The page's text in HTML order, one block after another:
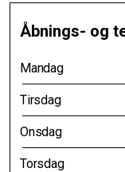
Åbnings- og
Mandag
Tirsdag
Onsdag
Torsdag